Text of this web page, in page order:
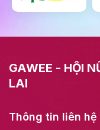
GAWEE - HỘI
LAI
Thông tin liên hệ